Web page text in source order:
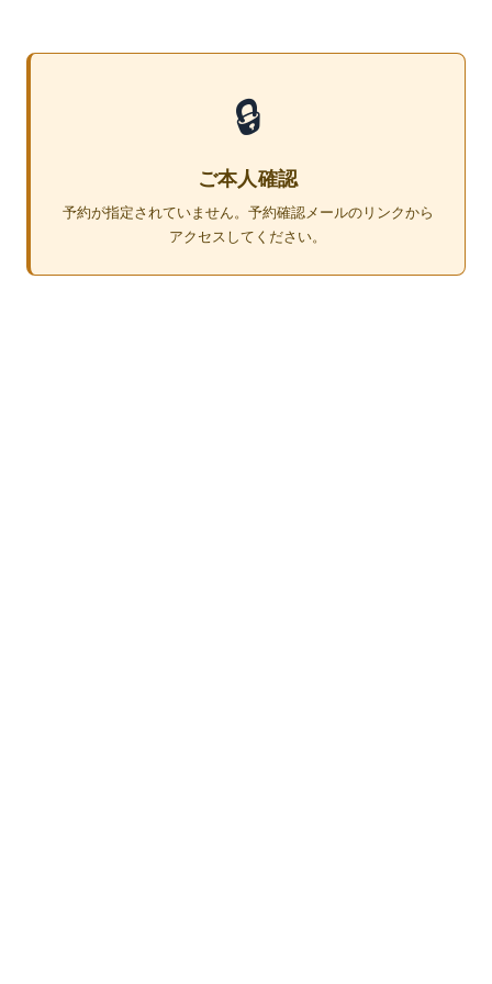
🔒
ご本人確認
予約が指定されていません。予約確認メールのリンクから
アクセスしてください。